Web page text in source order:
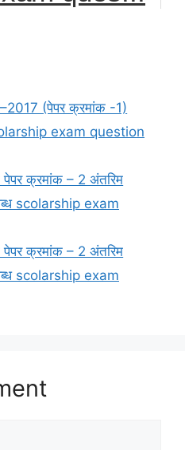
(पेपर क्रमांक -1)
exam question
पेपर क्रमांक – 2 अंतरिम
scolarship exam
पेपर क्रमांक – 2 अंतरिम
scolarship exam